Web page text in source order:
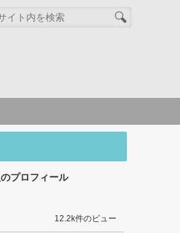
プロフィール
12.2k件のビュー